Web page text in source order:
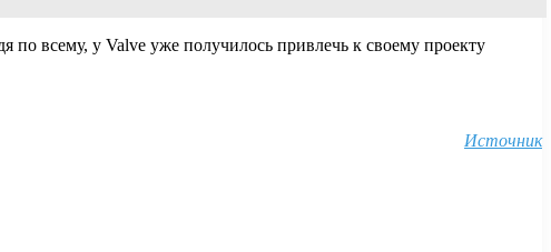
по всему, у Valve уже получилось привлечь к своему проекту
Источник